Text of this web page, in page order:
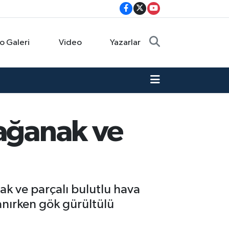
Galeri Video Yazarlar
ve
ve parçalı bulutlu hava
gök gürültülü